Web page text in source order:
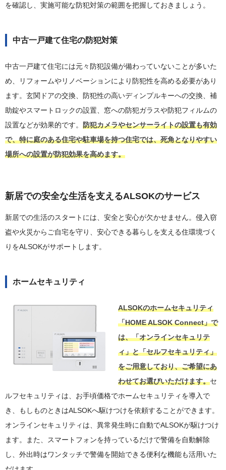
を確認し、実施可能な防犯対策の範囲を把握しておきましょう。
中古一戸建て住宅の防犯対策
中古一戸建て住宅には元々防犯設備が備わっていないことが多いた
め、リフォームやリノベーションにより防犯性を高める必要があり
ます。玄関ドアの交換、防犯性の高いディンプルキーへの交換、補
助錠やスマートロックの設置、窓への防犯ガラスや防犯フィルムの
設置などが効果的です。 防犯カメラやセンサーライトの設置も有効
で、特に庭のある住宅や駐車場を持つ住宅では、死角となりやすい
場所への設置が防犯効果を高めます。
新居での安全な生活を支えるALSOKのサービス
新居での生活のスタートには、安全と安心が欠かせません。侵入窃
盗や火災からご自宅を守り、安心できる暮らしを支える住環境づく
りをALSOKがサポートします。
ホームセキュリティ
ALSOKのホームセキュリティ
「HOME ALSOK Connect」で
は、「オンラインセキュリテ
ィ」と「セルフセキュリティ」
をご用意しており、ご希望にあ
わせてお選びいただけます。セ
ルフセキュリティは、お手頃価格でホームセキュリティを導入で
き、もしものときはALSOKへ駆けつけを依頼することができます。
オンラインセキュリティは、異常発生時に自動でALSOKが駆けつけ
ます。また、スマートフォンを持っているだけで警備を自動解除
し、外出時はワンタッチで警備を開始できる便利な機能も活用いた